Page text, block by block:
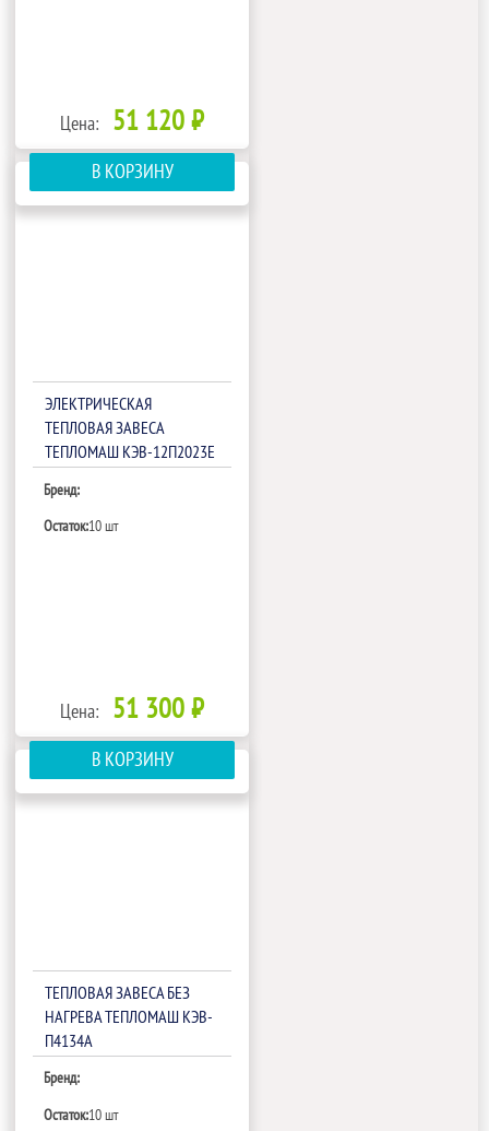
Цена: 51 120 ₽
В КОРЗИНУ
ЭЛЕКТРИЧЕСКАЯ
ТЕПЛОВАЯ ЗАВЕСА
ТЕПЛОМАШ КЭВ-12П2023Е
Бренд:
Остаток:10 шт
Цена: 51 300 ₽
В КОРЗИНУ
ТЕПЛОВАЯ ЗАВЕСА БЕЗ
НАГРЕВА ТЕПЛОМАШ КЭВ-
П4134A
Бренд:
Остаток:10 шт